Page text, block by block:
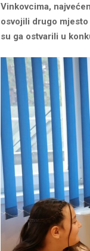
Vinkovcima,
osvojili drugo
su ga ostvarili u